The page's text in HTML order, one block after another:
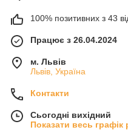
100% позитивних з 43
Працює з 26.04.2024
м. Львів
Львів, Україна
Контакти
Сьогодні вихідний
Показати весь графік